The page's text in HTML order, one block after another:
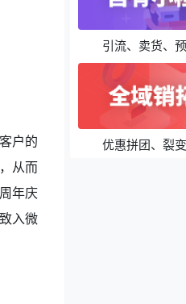
户的
从而
年庆
入微
引流、卖货、
优惠拼团、裂